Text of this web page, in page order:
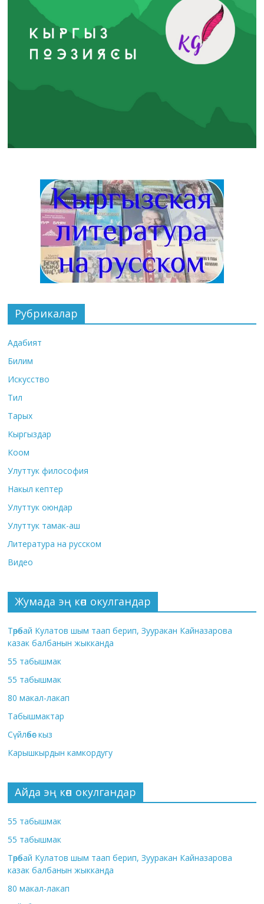
Рубрикалар
Адабият
Билим
Искусство
Тил
Тарых
Кыргыздар
Коом
Улуттук философия
Накыл кептер
Улуттук оюндар
Улуттук тамак-аш
Литература на русском
Видео
Жумада эң көп окулгандар
Төрөбай Кулатов шым таап берип, Зууракан Кайназарова
казак балбанын жыкканда
55 табышмак
55 табышмак
80 макал-лакап
Табышмактар
Сүйлөбөс кыз
Карышкырдын камкордугу
Айда эң көп окулгандар
55 табышмак
55 табышмак
Төрөбай Кулатов шым таап берип, Зууракан Кайназарова
казак балбанын жыкканда
80 макал-лакап